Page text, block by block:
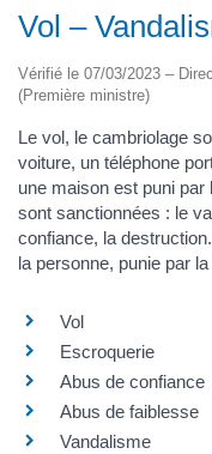
Vol –
Vérifié le 07/03/2023 –
(Première ministre)
Le vol, le cambriolage
voiture, un téléphone
une maison est puni
sont sanctionnées : le
confiance, la
la personne, punie par la
Vol
Escroquerie
Abus de confiance
Abus de faiblesse
Vandalisme